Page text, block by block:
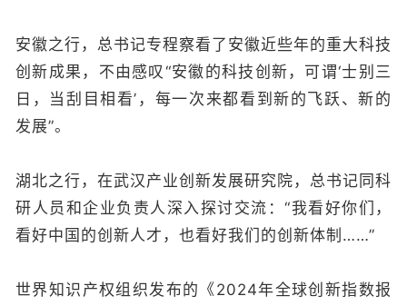
安徽之行，总书记专程察看了安徽近些年的重大科技
创新成果，不由感叹“安徽的科技创新，可谓‘士别三
日，当刮目相看’，每一次来都看到新的飞跃、新的
发展”。
湖北之行，在武汉产业创新发展研究院，总书记同科
研人员和企业负责人深入探讨交流：“我看好你们，
看好中国的创新人才，也看好我们的创新体制……”
世界知识产权组织发布的《2024年全球创新指数报